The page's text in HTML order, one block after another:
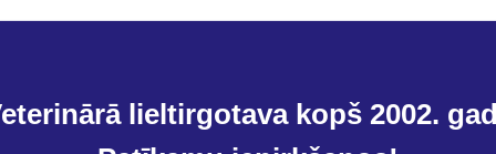
lieltirgotava kopš 2002.